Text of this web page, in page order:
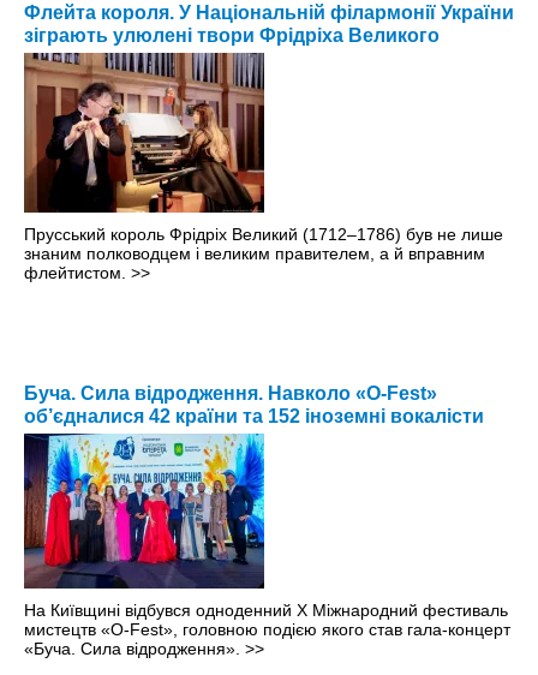
Флейта короля. У Національній філармонії України
зіграють улюлені твори Фрідріха Великого
Прусський король Фрідріх Великий (1712–1786) був не лише
знаним полководцем і великим правителем, а й вправним
флейтистом. >>
Буча. Сила відродження. Навколо «O-Fest»
об’єдналися 42 країни та 152 іноземні вокалісти
На Київщині відбувся одноденний X Міжнародний фестиваль
мистецтв «O-Fest», головною подією якого став гала-концерт
«Буча. Сила відродження». >>